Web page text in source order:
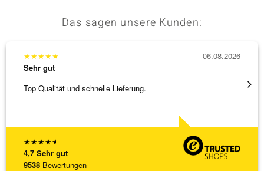
Das sagen unsere Kunden:
★★★★★
4,7 Sehr gut
9538 Bewertungen
★★★★★
Sehr gut
Top Qualität und schnelle Lieferung.
06.08.2026
Bin